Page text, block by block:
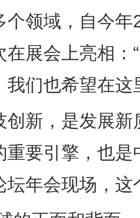
个领域，自今
在展会上亮相：
我们也希望在
，是发展新
重要引擎，也
坛年会现场，